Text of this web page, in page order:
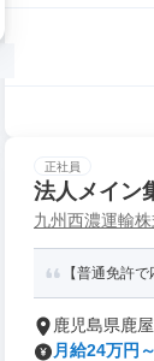
正社員
法人メイン
九州西濃運輸
【普通免許
鹿児島県鹿
月給24万円